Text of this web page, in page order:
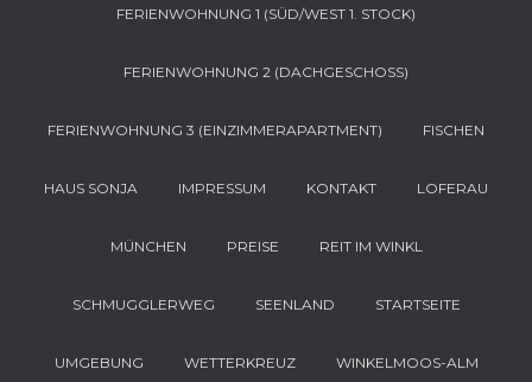
FERIENWOHNUNG 1 (SÜD/WEST 1. STOCK)
FERIENWOHNUNG 2 (DACHGESCHOSS)
FERIENWOHNUNG 3 (EINZIMMERAPARTMENT) FISCHEN
HAUS SONJA IMPRESSUM KONTAKT LOFERAU
MÜNCHEN PREISE REIT IM WINKL
SCHMUGGLERWEG SEENLAND STARTSEITE
UMGEBUNG WETTERKREUZ WINKELMOOS-ALM